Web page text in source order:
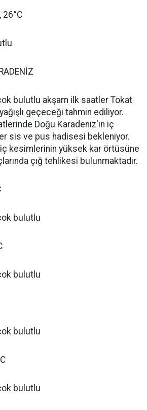
26°C
bulutlu akşam ilk saatler Tokat
geçeceği tahmin ediliyor.
Doğu Karadeniz'in iç
sis ve pus hadisesi bekleniyor.
kesimlerinin yüksek kar örtüsüne
çığ tehlikesi bulunmaktadır.
bulutlu
bulutlu
bulutlu
bulutlu